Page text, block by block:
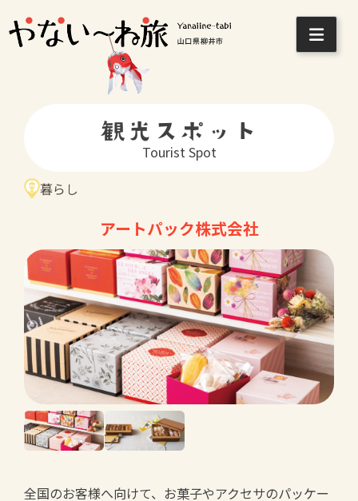
観光スポット
Tourist Spot
暮らし
アートパック株式会社
全国のお客様へ向けて、お菓子やアクセサのパッケー